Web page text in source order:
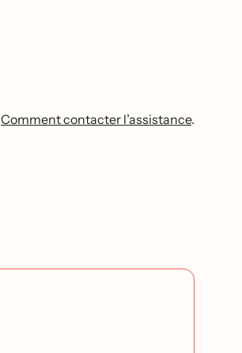
Comment contacter l’assistance.